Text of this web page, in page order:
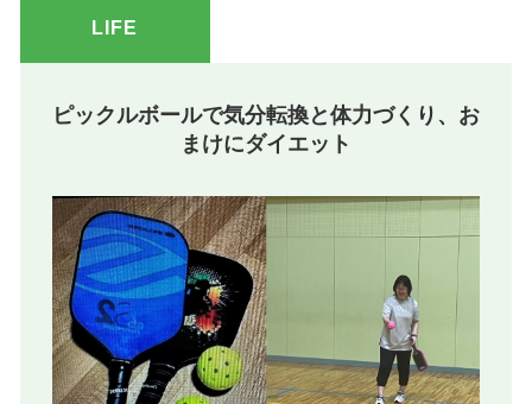
LIFE
ピックルボールで気分転換と体力づくり、お
まけにダイエット